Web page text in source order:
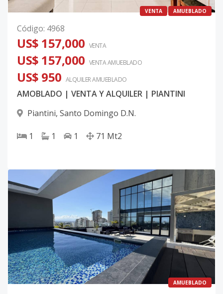
VENTA AMUEBLADO
Código: 4968
US$ 157,000 VENTA
US$ 157,000 VENTA AMUEBLADO
US$ 950 ALQUILERAMUEBLADO
AMOBLADO | VENTA Y ALQUILER | PIANTINI
Piantini, Santo Domingo D.N.
1 1 1 71 Mt2
AMUEBLADO